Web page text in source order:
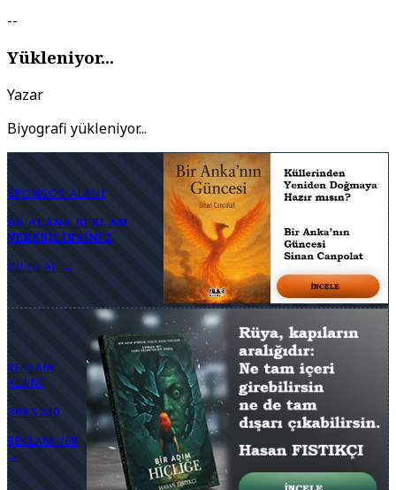
--
Yükleniyor...
Yazar
Biyografi yükleniyor...
SPONSOR ALANI
BU ALANA REKLAM
VEREBILIRSINIZ
BILGI AL →
REKLAM
ALANI
300X250
REKLAM VER
→